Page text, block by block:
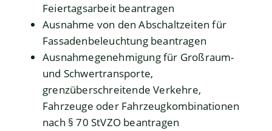
Feiertagsarbeit beantragen
Ausnahme von den Abschaltzeiten für
Fassadenbeleuchtung beantragen
Ausnahmegenehmigung für Großraum-
und Schwertransporte,
grenzüberschreitende Verkehre,
Fahrzeuge oder Fahrzeugkombinationen
nach § 70 StVZO beantragen